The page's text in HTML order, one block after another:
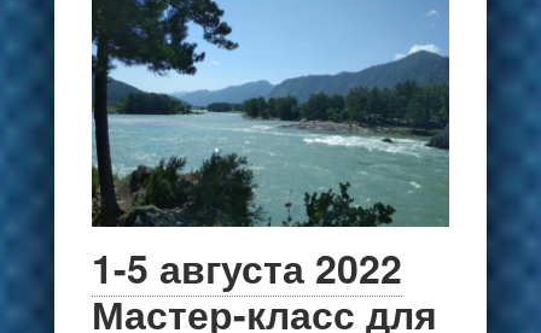
1-5 августа 2022
Мастер-класс для